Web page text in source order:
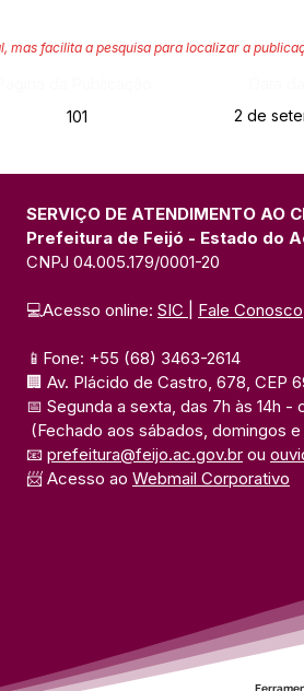
mas facilita a pesquisa para localizar a
101 2 de
SERVIÇO DE ATENDIMENTO AO
Prefeitura de Feijó - Estado do
CNPJ 04.005.179/0001-20
💻Acesso online: SIC Fale Conosco
📱Fone: +55 (68) 3463-2614
🏢 Av. Plácido de Castro, 678, CEP
📅 Segunda a sexta, das 7h às 14h -
(Fechado aos sábados, domingos
📧 prefeitura@feijo.ac.gov.br ou
📨 Acesso ao Webmail Corporativo